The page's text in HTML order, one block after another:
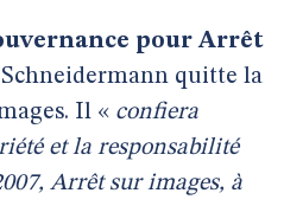
pour Arrêt
quitte la
Il « confiera
et la responsabilité
Arrêt sur images, à